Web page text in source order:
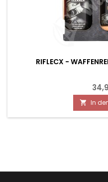
RIFLECX -
 In